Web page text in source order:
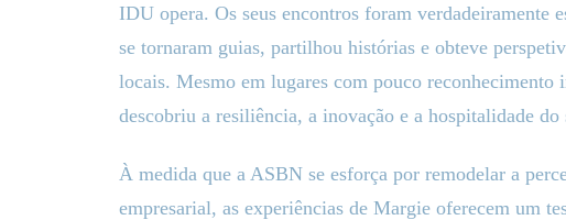
IDU opera. Os seus encontros foram verdadeiramente
se tornaram guias, partilhou histórias e obteve
locais. Mesmo em lugares com pouco
descobriu a resiliência, a inovação e a hospitalidade do
À medida que a ASBN se esforça por remodelar a
empresarial, as experiências de Margie oferecem um